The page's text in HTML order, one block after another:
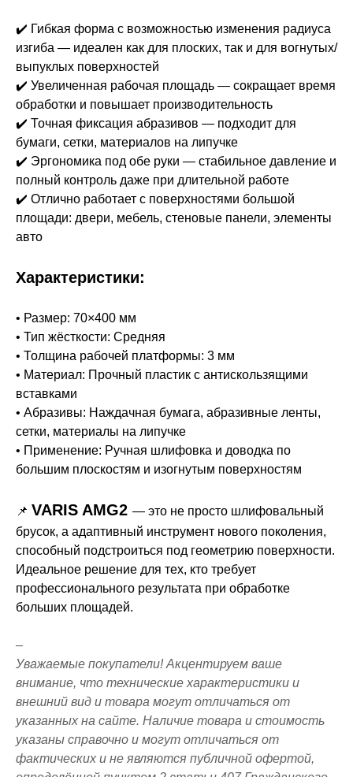
✔️ Гибкая форма с возможностью изменения радиуса
изгиба — идеален как для плоских, так и для вогнутых/
выпуклых поверхностей
✔️ Увеличенная рабочая площадь — сокращает время
обработки и повышает производительность
✔️ Точная фиксация абразивов — подходит для
бумаги, сетки, материалов на липучке
✔️ Эргономика под обе руки — стабильное давление и
полный контроль даже при длительной работе
✔️ Отлично работает с поверхностями большой
площади: двери, мебель, стеновые панели, элементы
авто
Характеристики:
• Размер: 70×400 мм
• Тип жёсткости: Средняя
• Толщина рабочей платформы: 3 мм
• Материал: Прочный пластик с антискользящими
вставками
• Абразивы: Наждачная бумага, абразивные ленты,
сетки, материалы на липучке
• Применение: Ручная шлифовка и доводка по
большим плоскостям и изогнутым поверхностям
📌 VARIS AMG2 — это не просто шлифовальный
брусок, а адаптивный инструмент нового поколения,
способный подстроиться под геометрию поверхности.
Идеальное решение для тех, кто требует
профессионального результата при обработке
больших площадей.
–
Уважаемые покупатели! Акцентируем ваше
внимание, что технические характеристики и
внешний вид и товара могут отличаться от
указанных на сайте. Наличие товара и стоимость
указаны справочно и могут отличаться от
фактических и не являются публичной офертой,